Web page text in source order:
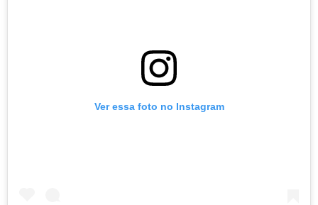
Ver essa foto no Instagram